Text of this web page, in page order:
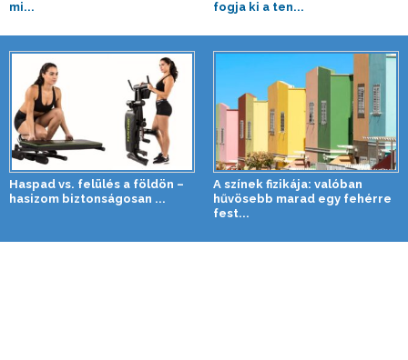
mi...
fogja ki a ten...
Haspad vs. felülés a földön –
hasizom biztonságosan ...
A színek fizikája: valóban
hűvösebb marad egy fehérre
fest...